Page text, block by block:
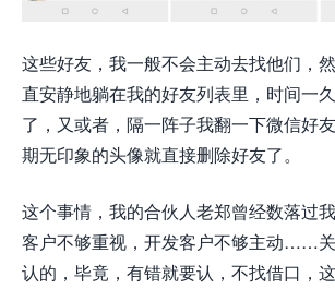
这些好友，我一般不会主动去找他们，
直安静地躺在我的好友列表里，时间一
了，又或者，隔一阵子我翻一下微信好
期无印象的头像就直接删除好友了。
这个事情，我的合伙人老郑曾经数落过
客户不够重视，开发客户不够主动……
认的，毕竟，有错就要认，不找借口，